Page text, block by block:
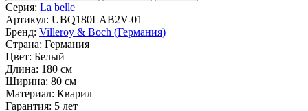
Серия: La belle
Артикул: UBQ180LAB2V-01
Бренд: Villeroy & Boch (Германия)
Страна: Германия
Цвет: Белый
Длина: 180 см
Ширина: 80 см
Материал: Кварил
Гарантия: 5 лет